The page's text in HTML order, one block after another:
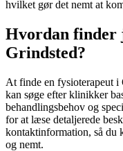
hvilket gør det nemt at
Hvordan finder
Grindsted?
At finde en fysioterapeut i
kan søge efter klinikker
behandlingsbehov og
for at læse detaljerede
kontaktinformation, så du
og nemt.